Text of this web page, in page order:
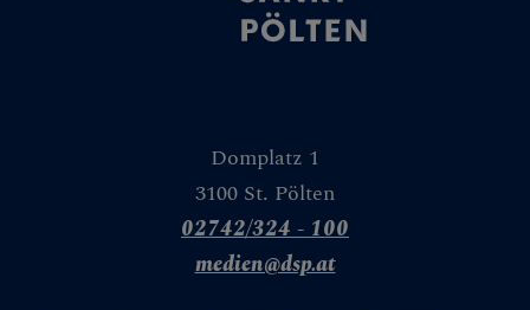
Abteilungen
Kirchenmusik
Museum &
Denkmalpflege
Erwachsenenbildu
Domplatz 1
3100 St. Pölten
02742/324 - 100
medien@dsp.at